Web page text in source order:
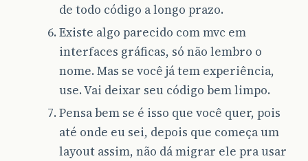
de todo código a longo prazo.
Existe algo parecido com mvc em
interfaces gráficas, só não lembro o
nome. Mas se você já tem experiência,
use. Vai deixar seu código bem limpo.
Pensa bem se é isso que você quer, pois
até onde eu sei, depois que começa um
layout assim, não dá migrar ele pra usar